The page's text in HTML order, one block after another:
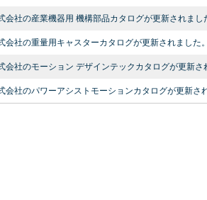
会社の産業機器用 機構部品カタログが更新されまし
会社の重量用キャスターカタログが更新されました
会社のモーション デザインテックカタログが更新さ
会社のパワーアシストモーションカタログが更新さ